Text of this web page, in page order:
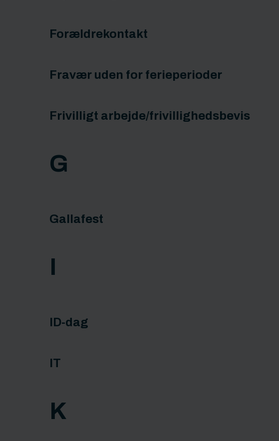
Forældrekontakt
Fravær uden for ferieperioder
Frivilligt arbejde/frivillighedsbevis
G
Gallafest
I
ID-dag
IT
K